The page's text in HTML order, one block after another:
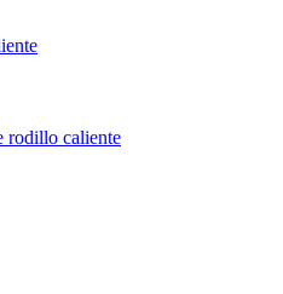
rodillo caliente